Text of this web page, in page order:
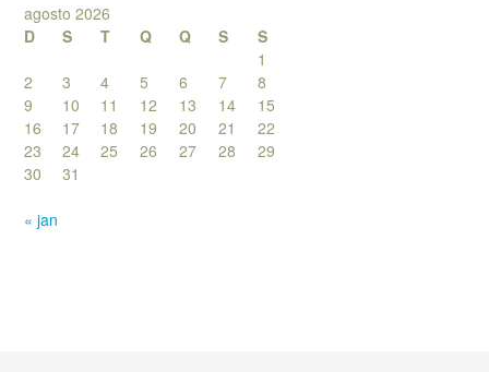
agosto 2026
D
S T Q Q S
S
1
2
3 4 5 6 7
8
9
10 11 12 13 14
15
16
17 18 19 20 21
22
23
24 25 26 27 28
29
30
31
« jan